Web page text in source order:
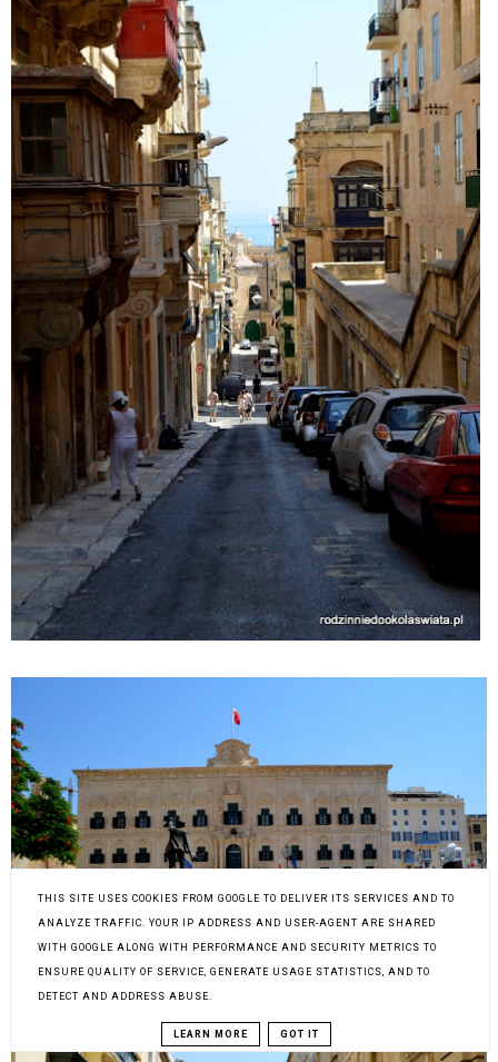
THIS SITE USES COOKIES FROM GOOGLE TO DELIVER ITS SERVICES AND TO
ANALYZE TRAFFIC. YOUR IP ADDRESS AND USER-AGENT ARE SHARED
WITH GOOGLE ALONG WITH PERFORMANCE AND SECURITY METRICS TO
ENSURE QUALITY OF SERVICE, GENERATE USAGE STATISTICS, AND TO
DETECT AND ADDRESS ABUSE.
LEARN MORE GOT IT